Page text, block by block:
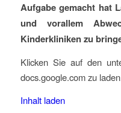
Aufgabe gemacht hat
und vorallem
Kinderkliniken zu
Klicken Sie auf den
docs.google.com zu
Inhalt laden